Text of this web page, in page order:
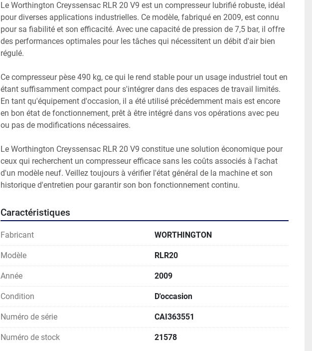
Le Worthington Creyssensac RLR 20 V9 est un compresseur lubrifié robuste, idéal
pour diverses applications industrielles. Ce modèle, fabriqué en 2009, est connu
pour sa fiabilité et son efficacité. Avec une capacité de pression de 7,5 bar, il offre
des performances optimales pour les tâches qui nécessitent un débit d'air bien
régulé.
Ce compresseur pèse 490 kg, ce qui le rend stable pour un usage industriel tout en
étant suffisamment compact pour s'intégrer dans des espaces de travail limités.
En tant qu'équipement d'occasion, il a été utilisé précédemment mais est encore
en bon état de fonctionnement, prêt à être intégré dans vos opérations avec peu
ou pas de modifications nécessaires.
Le Worthington Creyssensac RLR 20 V9 constitue une solution économique pour
ceux qui recherchent un compresseur efficace sans les coûts associés à l'achat
d'un modèle neuf. Veillez toujours à vérifier l'état général de la machine et son
historique d'entretien pour garantir son bon fonctionnement continu.
Caractéristiques
Fabricant WORTHINGTON
Modèle RLR20
Année 2009
Condition D'occasion
Numéro de série CAI363551
Numéro de stock 21578